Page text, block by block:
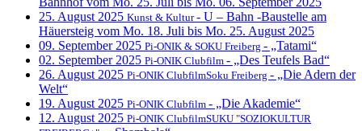
25. August 2025 Kunst & Kultur- U – Bahn -Baustelle am
Häuersteig vom Mo. 18. Juli bis Mo. 25. August 2025
09. September 2025 Pi-ONIK & SOKU Freiberg - „Tatami“
02. September 2025 Pi-ONIK Clubfilm - „Des Teufels Bad“
26. August 2025 Pi-ONIK ClubfilmSoku Freiberg - „Die Adern der
Welt“
19. August 2025 Pi-ONIK Clubfilm - „Die Akademie“
12. August 2025 Pi-ONIK ClubfilmSUKU "SOZIOKULTUR